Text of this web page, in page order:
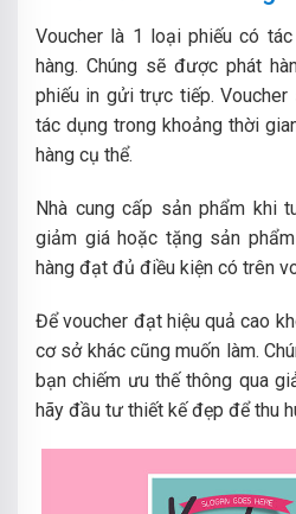
Voucher là 1 loại phiếu có
hàng. Chúng sẽ được phát
phiếu in gửi trực tiếp.
tác dụng trong khoảng thời
hàng cụ thể.
Nhà cung cấp sản phẩm khi
giảm giá hoặc tặng sản
hàng đạt đủ điều kiện có trên
Để voucher đạt hiệu quả cao
cơ sở khác cũng muốn làm.
bạn chiếm ưu thế thông qua
hãy đầu tư thiết kế đẹp để thu